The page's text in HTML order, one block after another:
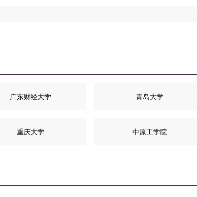
广东财经大学 青岛大学
重庆大学 中原工学院